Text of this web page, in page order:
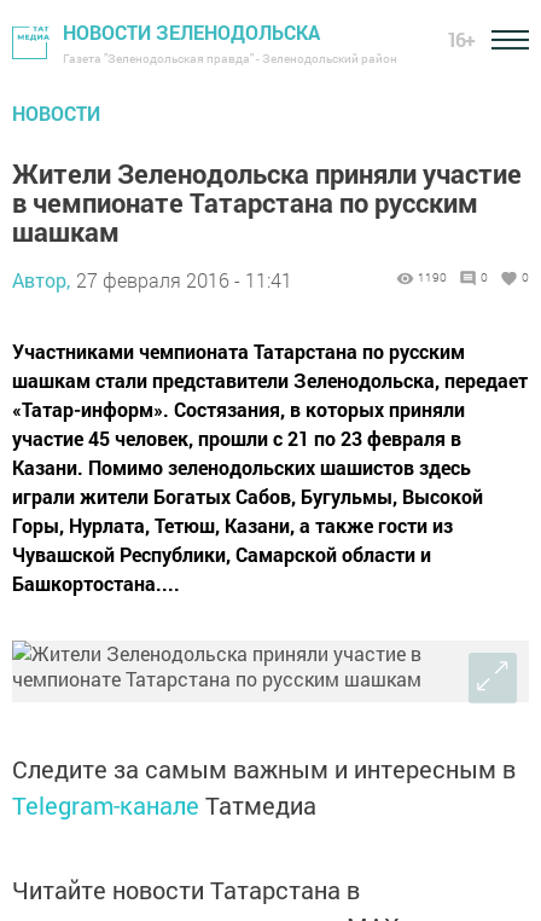
НОВОСТИ ЗЕЛЕНОДОЛЬСКА
Газета "Зеленодольская правда" - Зеленодольский район
16+
НОВОСТИ
Жители Зеленодольска приняли участие
в чемпионате Татарстана по русским
шашкам
Автор, 27 февраля 2016 - 11:41 1190 0 0
Участниками чемпионата Татарстана по русским
шашкам стали представители Зеленодольска, передает
«Татap-информ». Состязания, в которых приняли
участие 45 человек, прошли с 21 по 23 февраля в
Казани. Помимо зеленодольских шашистов здесь
играли жители Богатых Сабов, Бугульмы, Высокой
Горы, Нурлата, Тетюш, Казани, а также гости из
Чувашской Республики, Самарской области и
Башкортостана....
Следите за самым важным и интересным в
Telegram-канале Татмедиа
Читайте новости Татарстана в